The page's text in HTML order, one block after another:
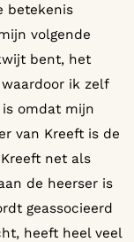
betekenis
volgende
bent, het
ik zelf
omdat mijn
van Kreeft is de
net als
de heerser is
geassocieerd
heeft heel veel